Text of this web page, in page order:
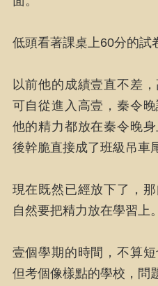
低頭看著課桌上60分的試
以前他的成績壹直不差
可自從進入高壹，秦令
他的精力都放在秦令晚
後幹脆直接成了班級吊車
現在既然已經放下了，
自然要把精力放在學習上。
壹個學期的時間，不算
但考個像樣點的學校，問